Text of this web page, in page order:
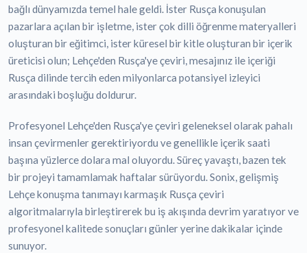
bağlı dünyamızda temel hale geldi. İster Rusça konuşulan
pazarlara açılan bir işletme, ister çok dilli öğrenme materyalleri
oluşturan bir eğitimci, ister küresel bir kitle oluşturan bir içerik
üreticisi olun; Lehçe'den Rusça'ye çeviri, mesajınız ile içeriği
Rusça dilinde tercih eden milyonlarca potansiyel izleyici
arasındaki boşluğu doldurur.
Profesyonel Lehçe'den Rusça'ye çeviri geleneksel olarak pahalı
insan çevirmenler gerektiriyordu ve genellikle içerik saati
başına yüzlerce dolara mal oluyordu. Süreç yavaştı, bazen tek
bir projeyi tamamlamak haftalar sürüyordu. Sonix, gelişmiş
Lehçe konuşma tanımayı karmaşık Rusça çeviri
algoritmalarıyla birleştirerek bu iş akışında devrim yaratıyor ve
profesyonel kalitede sonuçları günler yerine dakikalar içinde
sunuyor.